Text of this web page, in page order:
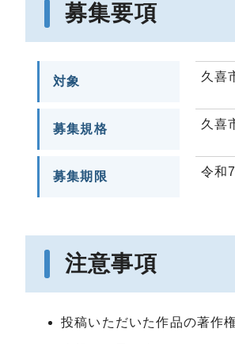
募集要項
対象 久喜
募集規格 久喜
募集期限 令和
注意事項
投稿いただいた作品の著作